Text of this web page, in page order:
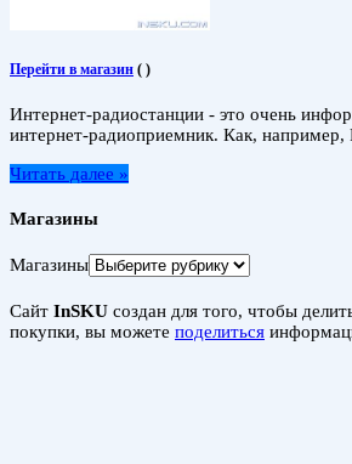
Перейти в магазин ( )
Интернет-радиостанции - это очень
интернет-радиоприемник. Как,
Читать далее »
Магазины
Магазины
Сайт InSKU создан для того, чтобы
покупки, вы можете поделиться